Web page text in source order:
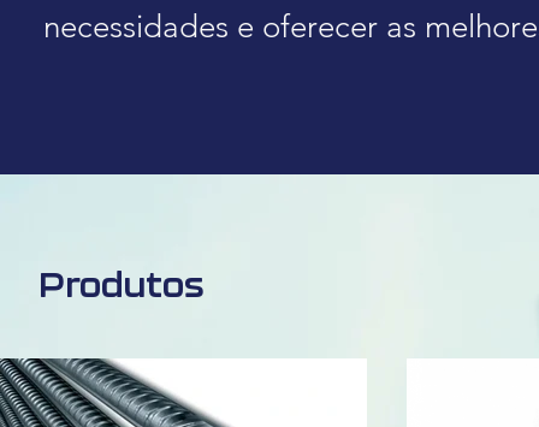
necessidades e oferecer as
Produtos